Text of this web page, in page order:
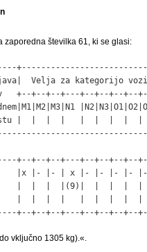
zaporedna številka 61, ki se glasi:
Velja za kategorijo
+--+--+--+---+--+--+--+--
|  |  |  |   |  |  |  |  |
+--+--+---+--+--+--+--
|x |- |- | x |- |- |- |-
|  |  |  |(9)|  |  |  |
|  |  |  |   |  |  |  |
+--+--+---+--+--+--+--
vključno 1305 kg).«.